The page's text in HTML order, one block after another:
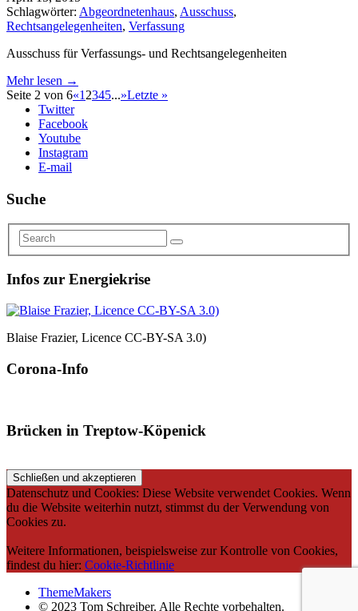
Schlagwörter: Abgeordnetenhaus, Ausschuss,
Rechtsangelegenheiten, Verfassung
Ausschuss für Verfassungs- und Rechtsangelegenheiten
Mehr lesen →
Seite 2 von 6«12345...»Letzte »
Twitter
Facebook
Youtube
Instagram
E-mail
Suche
Infos zur Energiekrise
Blaise Frazier, Licence CC-BY-SA 3.0)
Corona-Info
Brücken in Treptow-Köpenick
Datenschutz und Cookies: Diese Website verwendet Cookies. Wenn
du die Website weiterhin nutzt, stimmst du der Verwendung von
Cookies zu.
Weitere Informationen, beispielsweise zur Kontrolle von Cookies,
findest du hier: Cookie-Richtlinie
ThemeMakers
© 2023 Tom Schreiber. Alle Rechte vorbehalten.